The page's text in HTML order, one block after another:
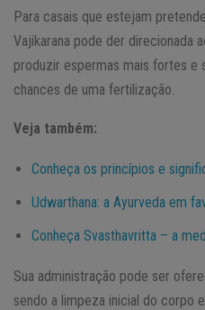
Para casais que estejam
Vajikarana pode der direcionada
produzir espermas mais fortes e
chances de uma fertilização.
Veja também:
Conheça os princípios e
Udwarthana: a Ayurveda em
Conheça Svasthavritta – a
Sua administração pode ser
sendo a limpeza inicial do corpo